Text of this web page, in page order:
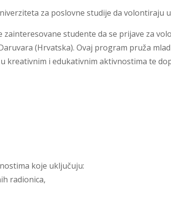
za poslovne studije da volontiraju
zainteresovane studente da se prijave za
(Hrvatska). Ovaj program pruža
kreativnim i edukativnim aktivnostima te
koje uključuju:
radionica,